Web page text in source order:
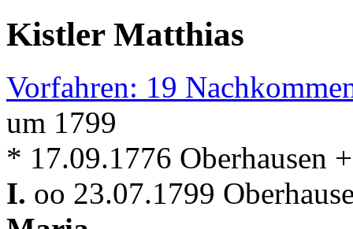
Kistler Matthias
Vorfahren: 19
um 1799
* 17.09.1776 Oberhausen
I. oo 23.07.1799